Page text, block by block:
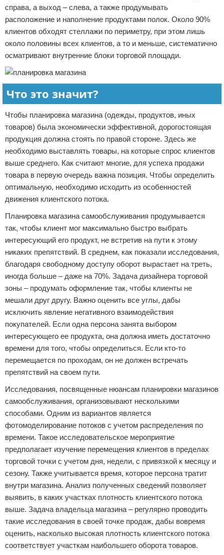
справа, а выход – слева, а также продумывать
расположение и наполнение продуктами полок. Около 90%
клиентов обходят стеллажи по периметру, при этом лишь
около половины всех клиентов, а то и меньше, систематично
осматривают внутренние блоки торговой площади.
Что это значит?
Чтобы планировка магазина (одежды, продуктов, иных
товаров) была экономически эффективной, дорогостоящая
продукция должна стоять по правой стороне. Здесь же
необходимо выставлять товары, на которые спрос клиентов
выше среднего. Как считают многие, для успеха продажи
товара в первую очередь важна позиция. Чтобы определить
оптимальную, необходимо исходить из особенностей
движения клиентского потока.
Планировка магазина самообслуживания продумывается
так, чтобы клиент мог максимально быстро выбрать
интересующий его продукт, не встретив на пути к этому
никаких препятствий. В среднем, как показали исследования,
благодаря свободному доступу оборот вырастает на треть,
иногда больше – даже на 70%. Задача дизайнера торговой
зоны – продумать оформление так, чтобы клиенты не
мешали друг другу. Важно оценить все углы, дабы
исключить явление негативного взаимодействия
покупателей. Если одна персона занята выбором
интересующего ее продукта, она должна иметь достаточно
времени для того, чтобы определиться. Если кто-то
перемещается по проходам, он не должен встречать
препятствий на своем пути.
Исследования, посвященные нюансам планировки магазинов
самообслуживания, организовывают несколькими
способами. Одним из вариантов является
фотомоделирование потоков с учетом распределения по
времени. Такое исследовательское мероприятие
предполагает изучение перемещения клиентов в пределах
торговой точки с учетом дня, недели, с привязкой к месяцу и
сезону. Также учитывается время, которое персона тратит
внутри магазина. Анализ полученных сведений позволяет
выявить, в каких участках плотность клиентского потока
выше. Задача владельца магазина – регулярно проводить
такие исследования в своей точке продаж, дабы вовремя
оценить, насколько высокая плотность клиентского потока
соответствует участкам наибольшего оборота товаров.